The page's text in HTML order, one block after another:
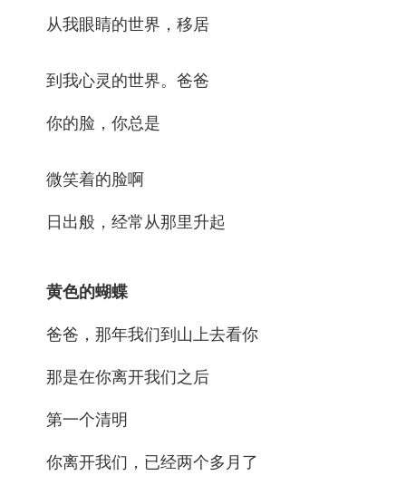
从我眼睛的世界，移居
到我心灵的世界。爸爸
你的脸，你总是
微笑着的脸啊
日出般，经常从那里升起
黄色的蝴蝶
爸爸，那年我们到山上去看你
那是在你离开我们之后
第一个清明
你离开我们，已经两个多月了